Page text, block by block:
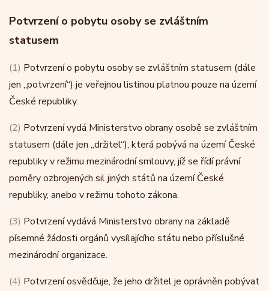
Potvrzení o pobytu osoby se zvláštním
statusem
(1) Potvrzení o pobytu osoby se zvláštním statusem (dále
jen „potvrzení“) je veřejnou listinou platnou pouze na území
České republiky.
(2) Potvrzení vydá Ministerstvo obrany osobě se zvláštním
statusem (dále jen „držitel“), která pobývá na území České
republiky v režimu mezinárodní smlouvy, jíž se řídí právní
poměry ozbrojených sil jiných států na území České
republiky, anebo v režimu tohoto zákona.
(3) Potvrzení vydává Ministerstvo obrany na základě
písemné žádosti orgánů vysílajícího státu nebo příslušné
mezinárodní organizace.
(4) Potvrzení osvědčuje, že jeho držitel je oprávněn pobývat